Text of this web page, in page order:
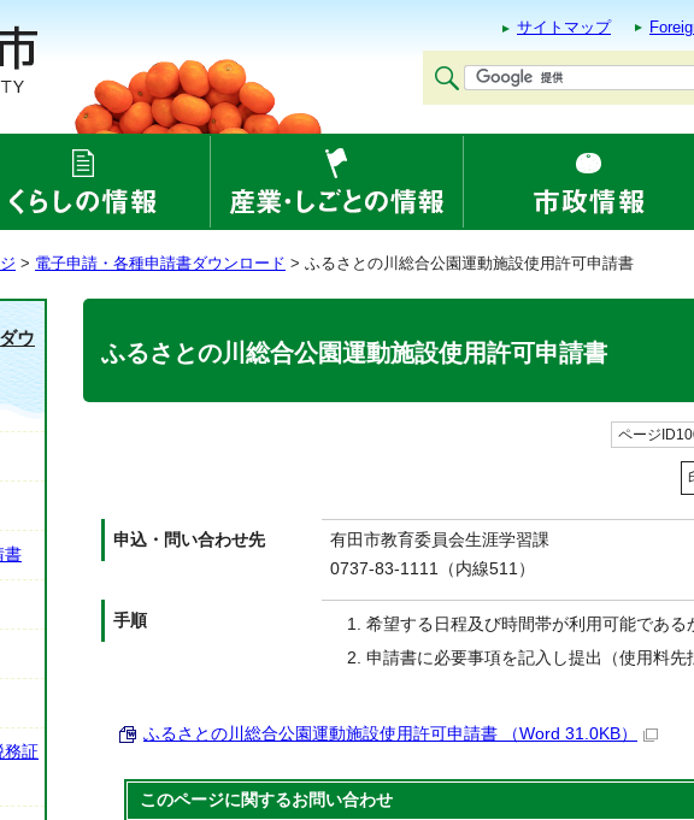
サイトマップ
> 電子申請・各種申請書ダウンロード > ふるさとの川総合公園運動施設使用許可申請書
ふるさとの川総合公園運動施設使用許可申請書
ページ
申込・問い合わせ先
有田市教育委員会生涯学習課
0737-83-1111（内線511）
手順
希望する日程及び時間帯が利用可能である
申請書に必要事項を記入し提出（使用料先
ふるさとの川総合公園運動施設使用許可申請書 （Word 31.0KB）
このページに関するお問い合わせ
ウ
書
務証